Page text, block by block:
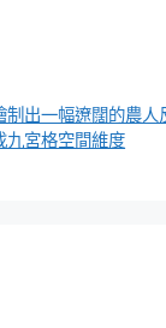
出一幅遼闊的農人
九宮格空間維度